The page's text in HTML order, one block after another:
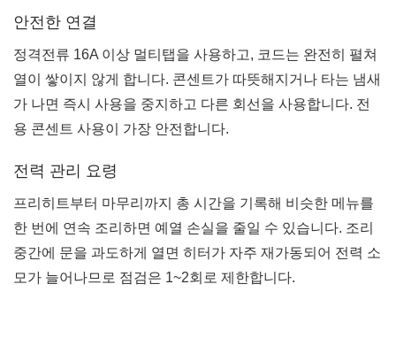
안전한 연결
정격전류 16A 이상 멀티탭을 사용하고, 코드는 완전히 펼쳐
열이 쌓이지 않게 합니다. 콘센트가 따뜻해지거나 타는 냄새
가 나면 즉시 사용을 중지하고 다른 회선을 사용합니다. 전
용 콘센트 사용이 가장 안전합니다.
전력 관리 요령
프리히트부터 마무리까지 총 시간을 기록해 비슷한 메뉴를
한 번에 연속 조리하면 예열 손실을 줄일 수 있습니다. 조리
중간에 문을 과도하게 열면 히터가 자주 재가동되어 전력 소
모가 늘어나므로 점검은 1~2회로 제한합니다.